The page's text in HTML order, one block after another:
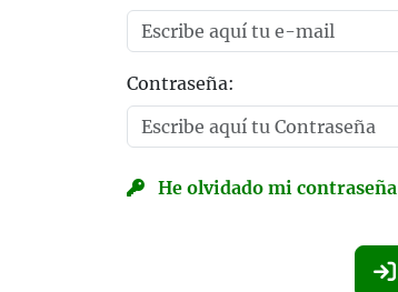
Contraseña:
He olvidado mi contraseña